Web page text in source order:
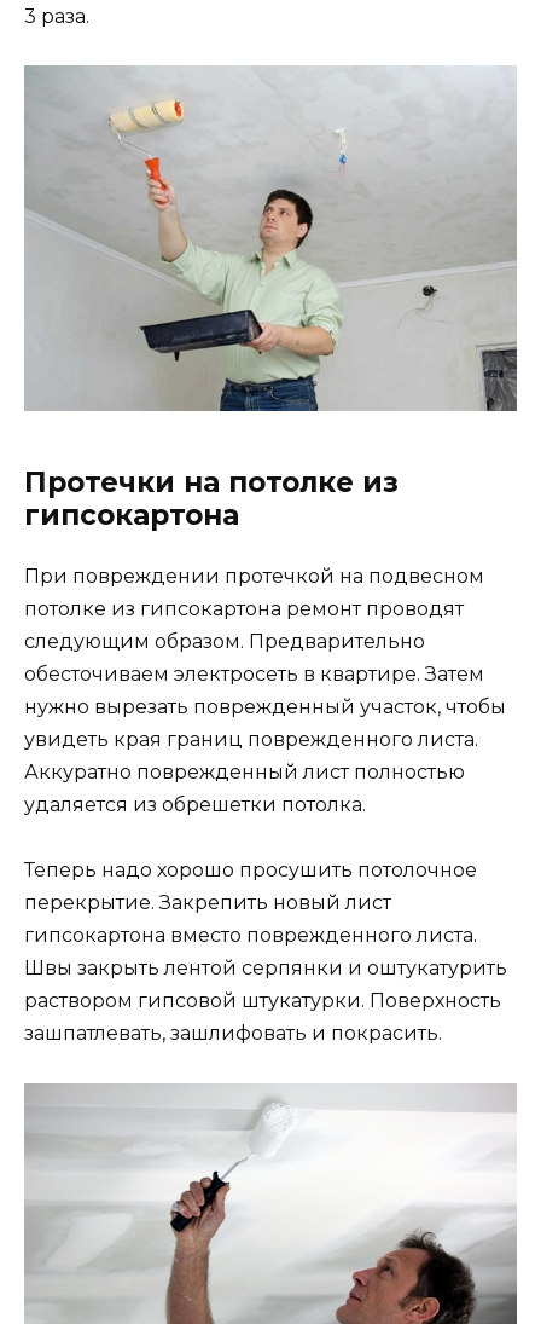
3 раза.
Протечки на потолке из
гипсокартона
При повреждении протечкой на подвесном
потолке из гипсокартона ремонт проводят
следующим образом. Предварительно
обесточиваем электросеть в квартире. Затем
нужно вырезать поврежденный участок, чтобы
увидеть края границ поврежденного листа.
Аккуратно поврежденный лист полностью
удаляется из обрешетки потолка.
Теперь надо хорошо просушить потолочное
перекрытие. Закрепить новый лист
гипсокартона вместо поврежденного листа.
Швы закрыть лентой серпянки и оштукатурить
раствором гипсовой штукатурки. Поверхность
зашпатлевать, зашлифовать и покрасить.